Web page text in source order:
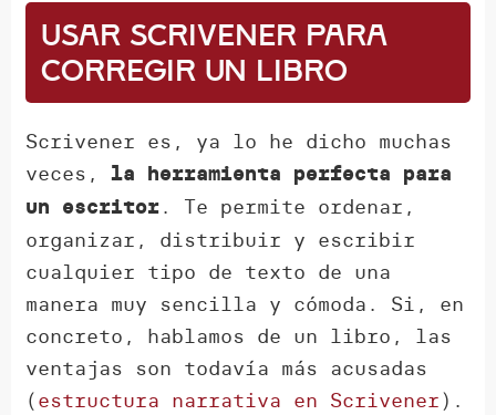
Usar Scrivener para
corregir un libro
Scrivener es, ya lo he dicho muchas
veces,la herramienta perfecta para
un escritor. Te permite ordenar,
organizar, distribuir y escribir
cualquier tipo de texto de una
manera muy sencilla y cómoda. Si, en
concreto, hablamos de un libro, las
ventajas son todavía más acusadas
(estructura narrativa en Scrivener).